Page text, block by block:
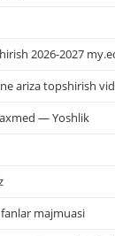
2026-2027
ariza topshirish
— Yoshlik
majmuasi